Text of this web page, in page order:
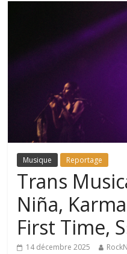
Musique Reportage
Trans
Niña,
First Time,
14 décembre 2025